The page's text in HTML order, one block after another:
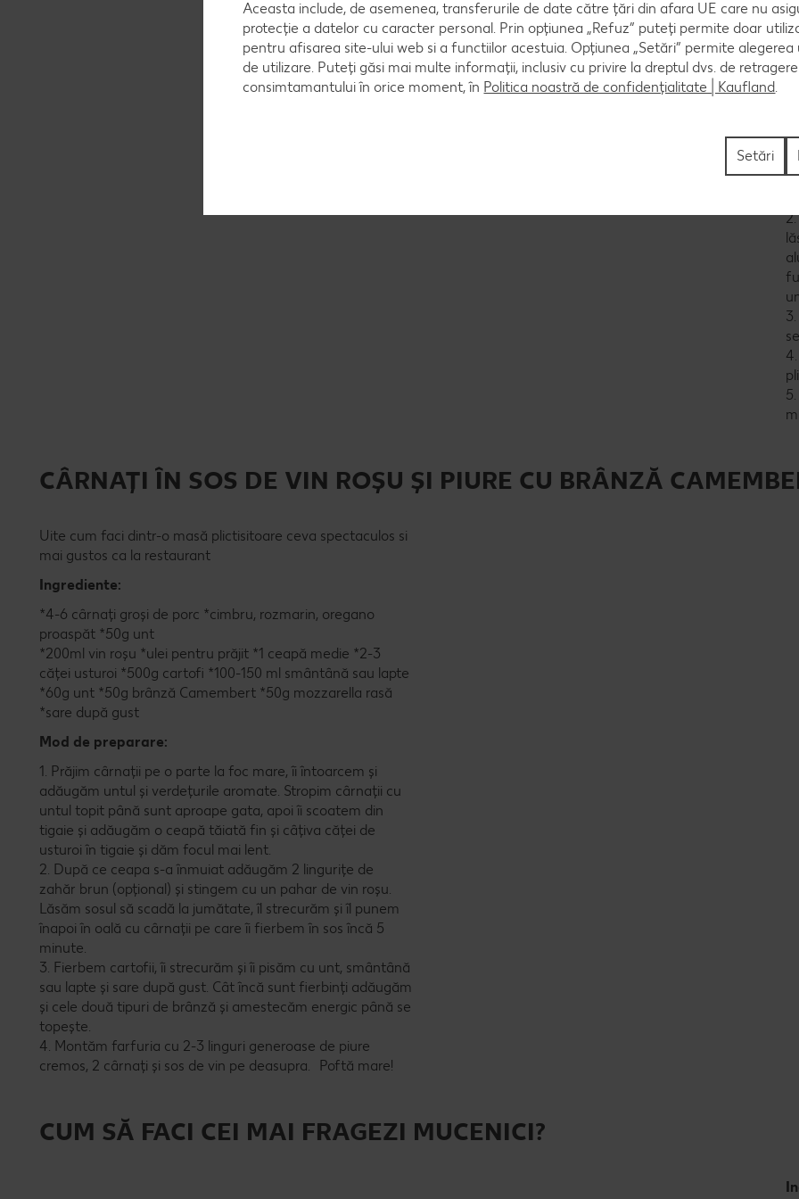
CÂRNAȚI ÎN SOS DE VIN ROȘU ȘI PIURE CU BRÂNZĂ
Uite cum faci dintr-o masă plictisitoare ceva spectaculos si
mai gustos ca la restaurant
Ingrediente:
*4-6 cârnați groși de porc *cimbru, rozmarin, oregano
proaspăt *50g unt
*200ml vin roșu *ulei pentru prăjit *1 ceapă medie *2-3
căței usturoi *500g cartofi *100-150 ml smântână sau lapte
*60g unt *50g brânză Camembert *50g mozzarella rasă
*sare după gust
Mod de preparare:
1. Prăjim cârnații pe o parte la foc mare, îi întoarcem și
adăugăm untul și verdețurile aromate. Stropim cârnații cu
untul topit până sunt aproape gata, apoi îi scoatem din
tigaie și adăugăm o ceapă tăiată fin și câțiva căței de
usturoi în tigaie și dăm focul mai lent.
2. După ce ceapa s-a înmuiat adăugăm 2 lingurițe de
zahăr brun (opțional) și stingem cu un pahar de vin roșu.
Lăsăm sosul să scadă la jumătate, îl strecurăm și îl punem
înapoi în oală cu cârnații pe care îi fierbem în sos încă 5
minute.
3. Fierbem cartofii, îi strecurăm și îi pisăm cu unt, smântână
sau lapte și sare după gust. Cât încă sunt fierbinți adăugăm
și cele două tipuri de brânză și amestecăm energic până se
topește.
4. Montăm farfuria cu 2-3 linguri generoase de piure
cremos, 2 cârnați și sos de vin pe deasupra. Poftă mare!
CUM SĂ FACI CEI MAI FRAGEZI MUCENICI?
Aceasta include, de asemenea, transferurile de date către țări din afara UE care nu
protecție a datelor cu caracter personal. Prin opțiunea „Refuz” puteți permite doar
pentru afisarea site-ului web si a functiilor acestuia. Opțiunea „Setări” permite alegerea
de utilizare. Puteți găsi mai multe informații, inclusiv cu privire la dreptul dvs. de
consimtamantului în orice moment, în Politica noastră de confidențialitate | Kaufland.
Setări